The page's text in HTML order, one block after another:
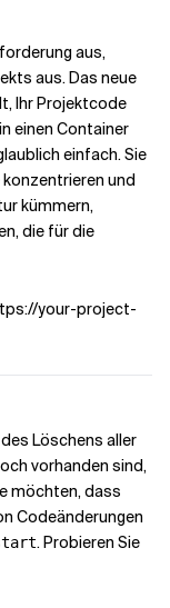
aus,
aus. Das neue
Ihr Projektcode
einen Container
einfach. Sie
und
kümmern,
die für die
your-project-
Löschens aller
vorhanden sind,
möchten, dass
Codeänderungen
. Probieren Sie